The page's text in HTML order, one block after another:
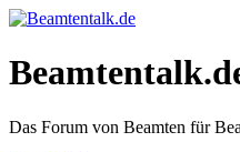
Das Forum von Beamten für